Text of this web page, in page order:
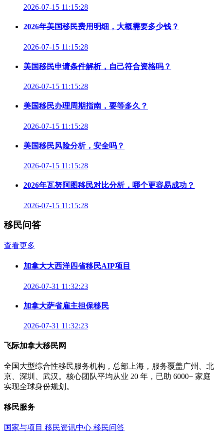
2026-07-15 11:15:28
2026年美国移民费用明细，大概需要多少钱？
2026-07-15 11:15:28
美国移民申请条件解析，自己符合资格吗？
2026-07-15 11:15:28
美国移民办理周期指南，要等多久？
2026-07-15 11:15:28
美国移民风险分析，安全吗？
2026-07-15 11:15:28
2026年瓦努阿图移民对比分析，哪个更容易成功？
2026-07-15 11:15:28
移民问答
查看更多
加拿大大西洋四省移民AIP项目
2026-07-31 11:32:23
加拿大萨省雇主担保移民
2026-07-31 11:32:23
飞际加拿大移民网
全国大型综合性移民服务机构，总部上海，服务覆盖广州、北
京、深圳、武汉。核心团队平均从业 20 年，已助 6000+ 家庭
实现全球身份规划。
移民服务
国家与项目 移民资讯中心 移民问答